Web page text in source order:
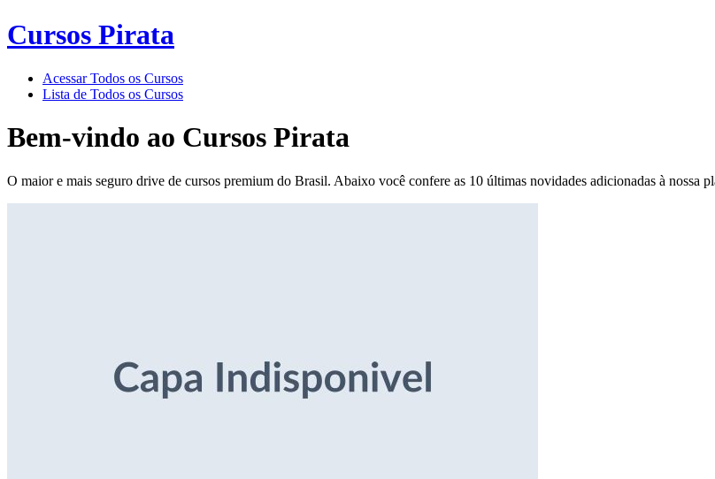
Cursos Pirata
Acessar Todos os Cursos
Lista de Todos os Cursos
Bem-vindo ao Cursos Pirata
O maior e mais seguro drive de cursos premium do Brasil. Abaixo você confere as 10 últimas novidades adicionadas à nossa